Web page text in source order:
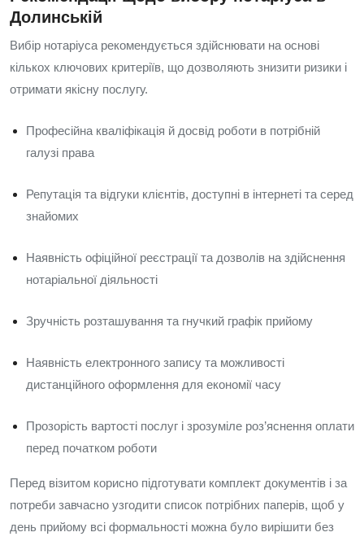
Долинській
Вибір нотаріуса рекомендується здійснювати на основі
кількох ключових критеріїв, що дозволяють знизити ризики і
отримати якісну послугу.
Професійна кваліфікація й досвід роботи в потрібній
галузі права
Репутація та відгуки клієнтів, доступні в інтернеті та серед
знайомих
Наявність офіційної реєстрації та дозволів на здійснення
нотаріальної діяльності
Зручність розташування та гнучкий графік прийому
Наявність електронного запису та можливості
дистанційного оформлення для економії часу
Прозорість вартості послуг і зрозуміле роз’яснення оплати
перед початком роботи
Перед візитом корисно підготувати комплект документів і за
потреби завчасно узгодити список потрібних паперів, щоб у
день прийому всі формальності можна було вирішити без